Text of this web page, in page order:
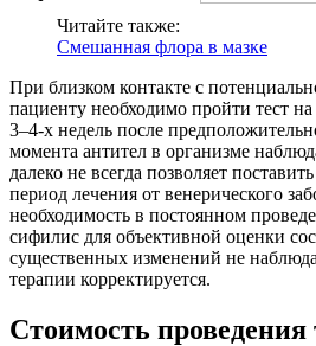
Читайте также:
Смешанная флора в мазке
При близком контакте с
пациенту необходимо пройти тест
3–4-х недель после
момента антител в организме
далеко не всегда позволяет
период лечения от венерического
необходимость в постоянном
сифилис для объективной оценки
существенных изменений не
терапии корректируется.
Стоимость проведения